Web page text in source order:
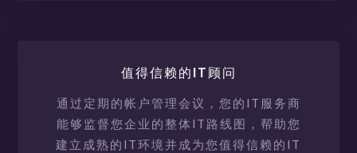
值得信赖的IT顾问
通过定期的帐户管理会议，您的IT服务商
能够监督您企业的整体IT路线图，帮助您
建立成熟的IT环境并成为您值得信赖的IT